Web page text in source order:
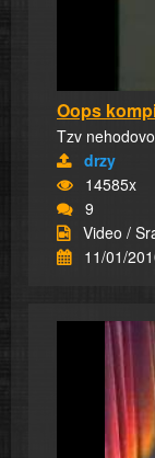
Oops
Tzv
drzy
14585x
9
Video /
11/01/